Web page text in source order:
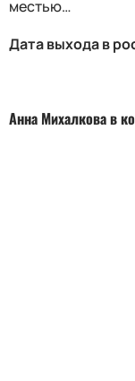
местью…
Дата выхода в
Анна Михалкова в